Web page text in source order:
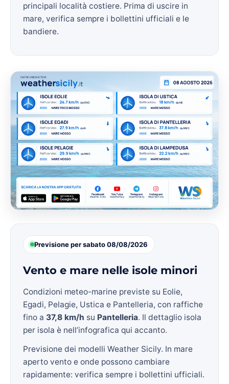
principali località costiere. Prima di uscire in
mare, verifica sempre i bollettini ufficiali e le
bandiere.
Previsione per sabato 08/08/2026
Vento e mare nelle isole minori
Condizioni meteo-marine previste su Eolie,
Egadi, Pelagie, Ustica e Pantelleria, con raffiche
fino a 37,8 km/h su Pantelleria. Il dettaglio isola
per isola è nell’infografica qui accanto.
Previsione dei modelli Weather Sicily. In mare
aperto vento e onde possono cambiare
rapidamente: verifica sempre i bollettini ufficiali.